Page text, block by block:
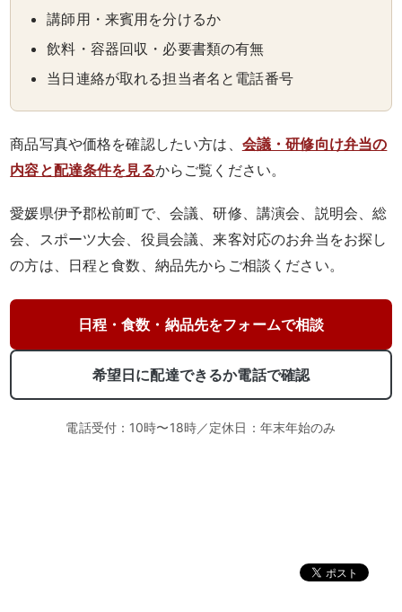
予
選
ぶ
～
1,999
講師用・来賓用を分けるか
飲料・容器回収・必要書類の有無
当日連絡が取れる担当者名と電話番号
商品写真や価格を確認したい方は、 会議・研修向け弁当の
内容と配達条件を見るからご覧ください。
愛媛県伊予郡松前町で、会議、研修、講演会、説明会、総
会、スポーツ大会、役員会議、来客対応のお弁当をお探し
の方は、日程と食数、納品先からご相談ください。
日程・食数・納品先をフォームで相談
希望日に配達できるか電話で確認
電話受付：10時〜18時／定休日：年末年始のみ